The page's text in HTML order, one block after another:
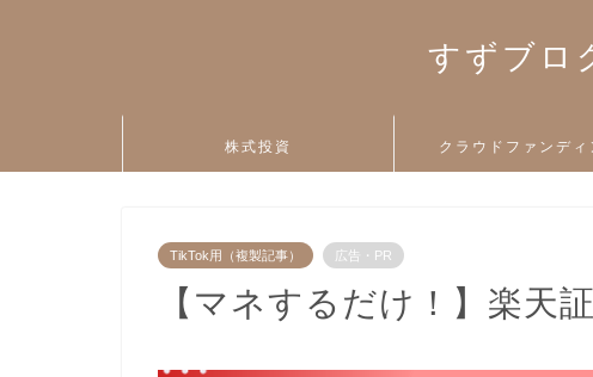
すずブロ
株式投資 クラウドファンディ
TikTok用（複製記事） 広告・PR
【マネするだけ！】楽天